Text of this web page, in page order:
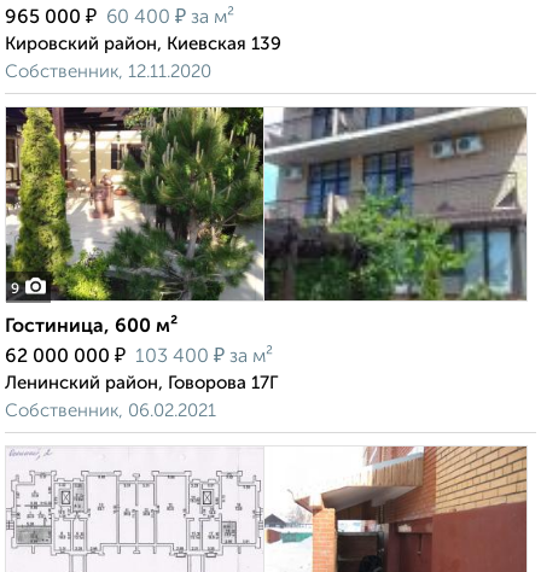
965 000 ₽ 60 400 ₽ за м²
Кировский район, Киевская 139
Собственник, 12.11.2020
9
Гостиница, 600 м²
62 000 000 ₽ 103 400 ₽ за м²
Ленинский район, Говорова 17Г
Собственник, 06.02.2021